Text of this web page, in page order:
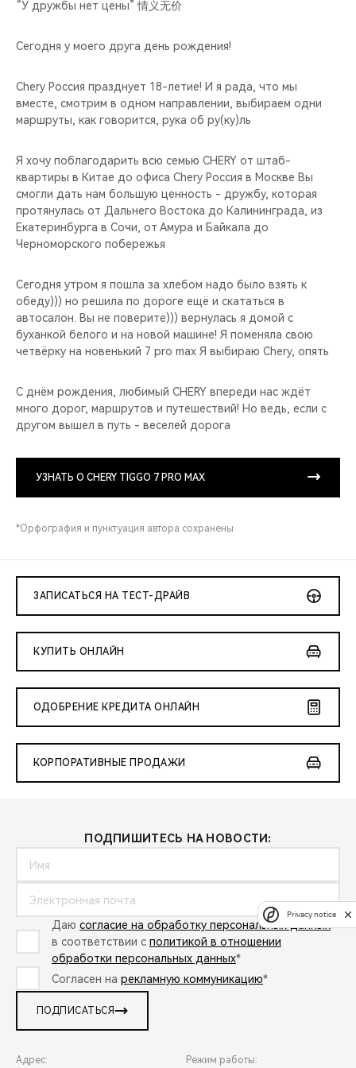
CHERY И СПОРТ
НАШИ МЕРОПРИЯТИЯ
ВИДЕООБЗОРЫ
CHERY ДЛЯ ДЕТЕЙ
“У дружбы нет цены” 情义无价
Сегодня у моего друга день рождения!
Chery Россия празднует 18-летие! И я рада, что мы
вместе, смотрим в одном направлении, выбираем одни
маршруты, как говорится, рука об ру(ку)ль
Я хочу поблагодарить всю семью CHERY от штаб-
квартиры в Китае до офиса Chery Россия в Москве Вы
смогли дать нам большую ценность - дружбу, которая
протянулась от Дальнего Востока до Калининграда, из
Екатеринбурга в Сочи, от Амура и Байкала до
Черноморского побережья
Сегодня утром я пошла за хлебом надо было взять к
обеду))) но решила по дороге ещё и скататься в
автосалон. Вы не поверите))) вернулась я домой с
буханкой белого и на новой машине! Я поменяла свою
четвёрку на новенький 7 pro max Я выбираю Chery, опять
С днём рождения, любимый CHERY впереди нас ждёт
много дорог, маршрутов и путешествий! Но ведь, если с
другом вышел в путь - веселей дорога
УЗНАТЬ О CHERY TIGGO 7 PRO MAX
*Орфография и пунктуация автора сохранены
ЗАПИСАТЬСЯ НА ТЕСТ-ДРАЙВ
КУПИТЬ ОНЛАЙН
ОДОБРЕНИЕ КРЕДИТА ОНЛАЙН
КОРПОРАТИВНЫЕ ПРОДАЖИ
ПОДПИШИТЕСЬ НА НОВОСТИ:
Даю согласие на обработку персональных данных
в соответствии с политикой в отношении
обработки персональных данных*
Согласен на рекламную коммуникацию*
ПОДПИСАТЬСЯ
Адрес: Режим работы:
Privacy notice